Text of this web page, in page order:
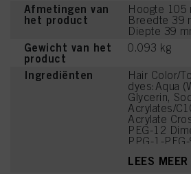
Afmetingen van
het product
Hoogte 105
Breedte 39
Diepte 39
Gewicht van het
product
0.093 kg
Ingrediënten
Hair Color/
dyes:Aqua
Glycerin,
Acrylates/
Acrylate
PEG-12
PPG-1-
LEES MEER